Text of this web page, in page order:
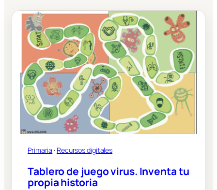
Primaria · Recursos digitales
Tablero de juego virus. Inventa tu
propia historia